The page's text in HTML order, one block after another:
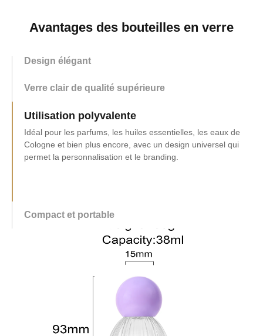
Avantages des bouteilles en verre
Design élégant
Verre clair de qualité supérieure
Utilisation polyvalente
Idéal pour les parfums, les huiles essentielles, les eaux de
Cologne et bien plus encore, avec un design universel qui
permet la personnalisation et le branding.
Compact et portable